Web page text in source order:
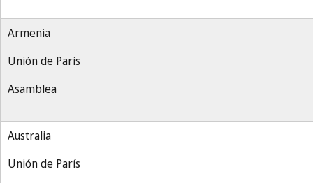
Armenia
Unión de París
Asamblea
Australia
Unión de París